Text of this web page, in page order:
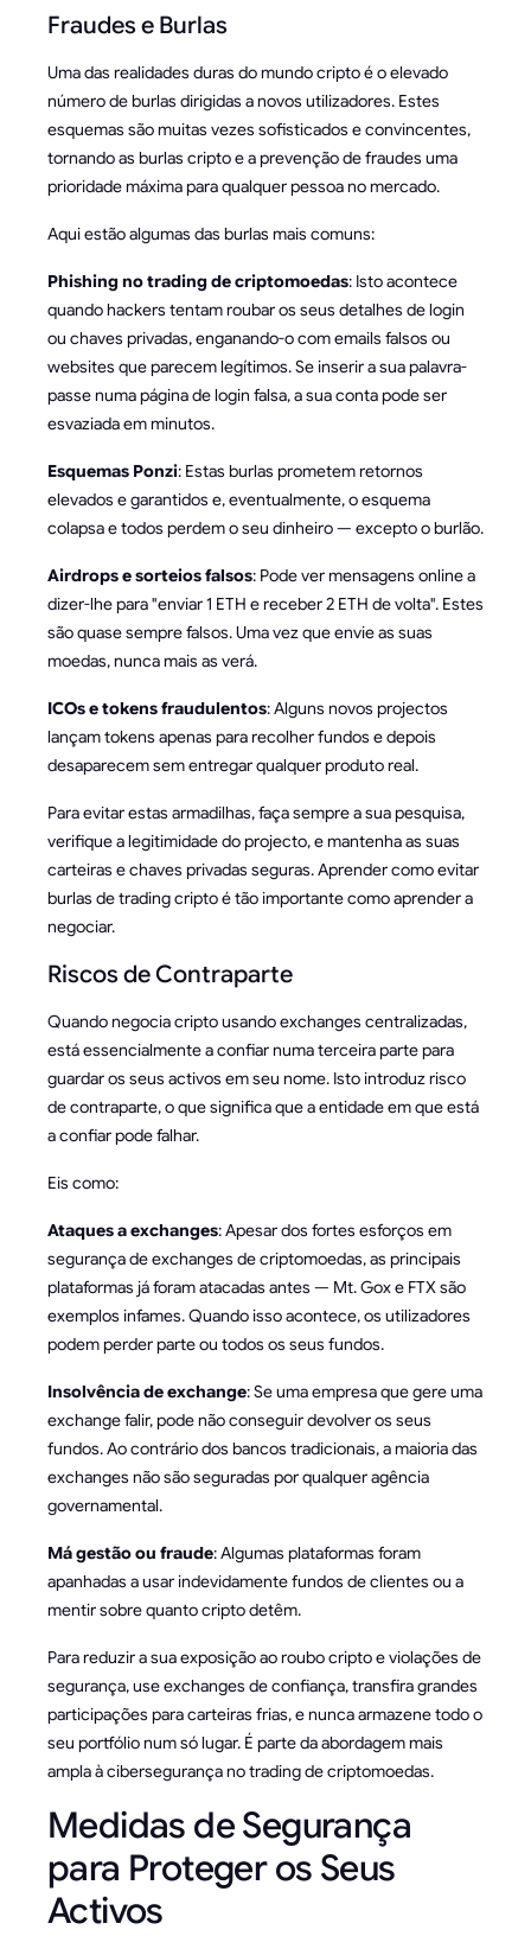
Fraudes e Burlas
Uma das realidades duras do mundo cripto é o elevado
número de burlas dirigidas a novos utilizadores. Estes
esquemas são muitas vezes sofisticados e convincentes,
tornando as burlas cripto e a prevenção de fraudes uma
prioridade máxima para qualquer pessoa no mercado.
Aqui estão algumas das burlas mais comuns:
Phishing no trading de criptomoedas: Isto acontece
quando hackers tentam roubar os seus detalhes de login
ou chaves privadas, enganando-o com emails falsos ou
websites que parecem legítimos. Se inserir a sua palavra-
passe numa página de login falsa, a sua conta pode ser
esvaziada em minutos.
Esquemas Ponzi: Estas burlas prometem retornos
elevados e garantidos e, eventualmente, o esquema
colapsa e todos perdem o seu dinheiro — excepto o burlão.
Airdrops e sorteios falsos: Pode ver mensagens online a
dizer-lhe para "enviar 1 ETH e receber 2 ETH de volta". Estes
são quase sempre falsos. Uma vez que envie as suas
moedas, nunca mais as verá.
ICOs e tokens fraudulentos: Alguns novos projectos
lançam tokens apenas para recolher fundos e depois
desaparecem sem entregar qualquer produto real.
Para evitar estas armadilhas, faça sempre a sua pesquisa,
verifique a legitimidade do projecto, e mantenha as suas
carteiras e chaves privadas seguras. Aprender como evitar
burlas de trading cripto é tão importante como aprender a
negociar.
Riscos de Contraparte
Quando negocia cripto usando exchanges centralizadas,
está essencialmente a confiar numa terceira parte para
guardar os seus activos em seu nome. Isto introduz risco
de contraparte, o que significa que a entidade em que está
a confiar pode falhar.
Eis como:
Ataques a exchanges: Apesar dos fortes esforços em
segurança de exchanges de criptomoedas, as principais
plataformas já foram atacadas antes — Mt. Gox e FTX são
exemplos infames. Quando isso acontece, os utilizadores
podem perder parte ou todos os seus fundos.
Insolvência de exchange: Se uma empresa que gere uma
exchange falir, pode não conseguir devolver os seus
fundos. Ao contrário dos bancos tradicionais, a maioria das
exchanges não são seguradas por qualquer agência
governamental.
Má gestão ou fraude: Algumas plataformas foram
apanhadas a usar indevidamente fundos de clientes ou a
mentir sobre quanto cripto detêm.
Para reduzir a sua exposição ao roubo cripto e violações de
segurança, use exchanges de confiança, transfira grandes
participações para carteiras frias, e nunca armazene todo o
seu portfólio num só lugar. É parte da abordagem mais
ampla à cibersegurança no trading de criptomoedas.
Medidas de Segurança
para Proteger os Seus
Activos